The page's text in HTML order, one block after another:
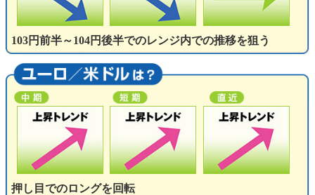
103円前半～104円後半でのレンジ内での推移を狙う
押し目でのロングを回転